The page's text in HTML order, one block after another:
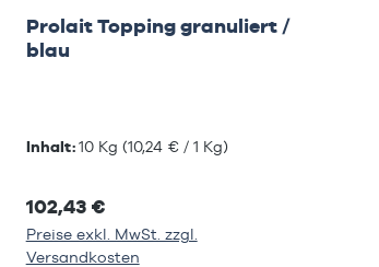
Prolait Topping granuliert /
blau
Inhalt:10 Kg (10,24 € / 1 Kg)
102,43 €
Preise exkl. MwSt. zzgl.
Versandkosten